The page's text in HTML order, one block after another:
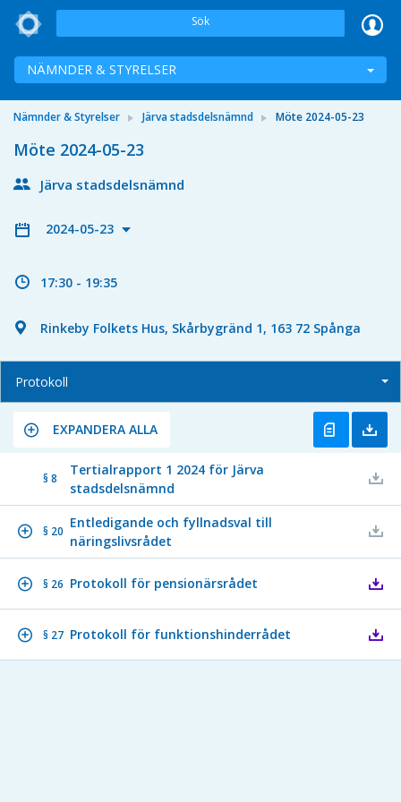
Sök
NÄMNDER & STYRELSER
Nämnder & Styrelser Järva stadsdelsnämnd Möte 2024-05-23
Möte 2024-05-23
Järva stadsdelsnämnd
2024-05-23
17:30 - 19:35
Rinkeby Folkets Hus, Skårbygränd 1, 163 72 Spånga
Protokoll
EXPANDERA ALLA
§ 8
Tertialrapport 1 2024 för Järva
stadsdelsnämnd
§ 20
Entledigande och fyllnadsval till
näringslivsrådet
§ 26 Protokoll för pensionärsrådet
§ 27 Protokoll för funktionshinderrådet